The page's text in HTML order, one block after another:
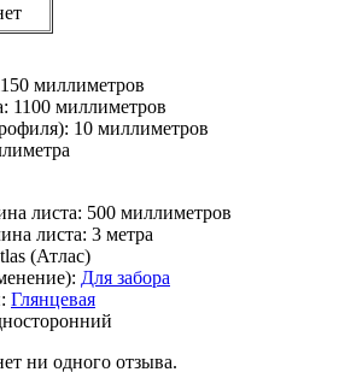
миллиметров
1100 миллиметров
10 миллиметров
листа: 500 миллиметров
листа: 3 метра
(Атлас)
Для забора
Глянцевая
ни одного отзыва.